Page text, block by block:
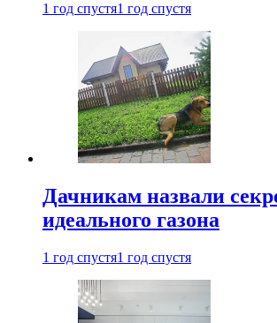
1 год спустя1 год спустя
Дачникам назвали
идеального газона
1 год спустя1 год спустя